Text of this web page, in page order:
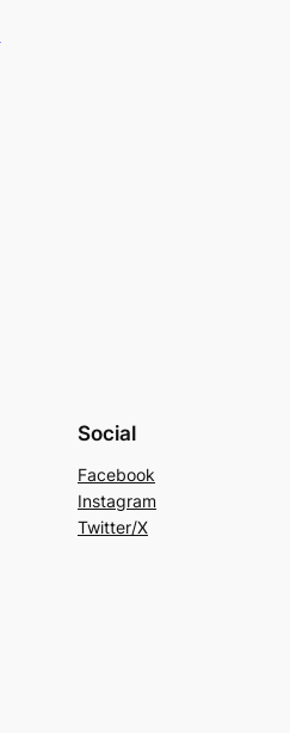
Social
Facebook
Instagram
Twitter/X